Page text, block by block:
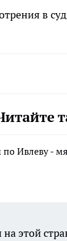
в
Ивлеву -
этой